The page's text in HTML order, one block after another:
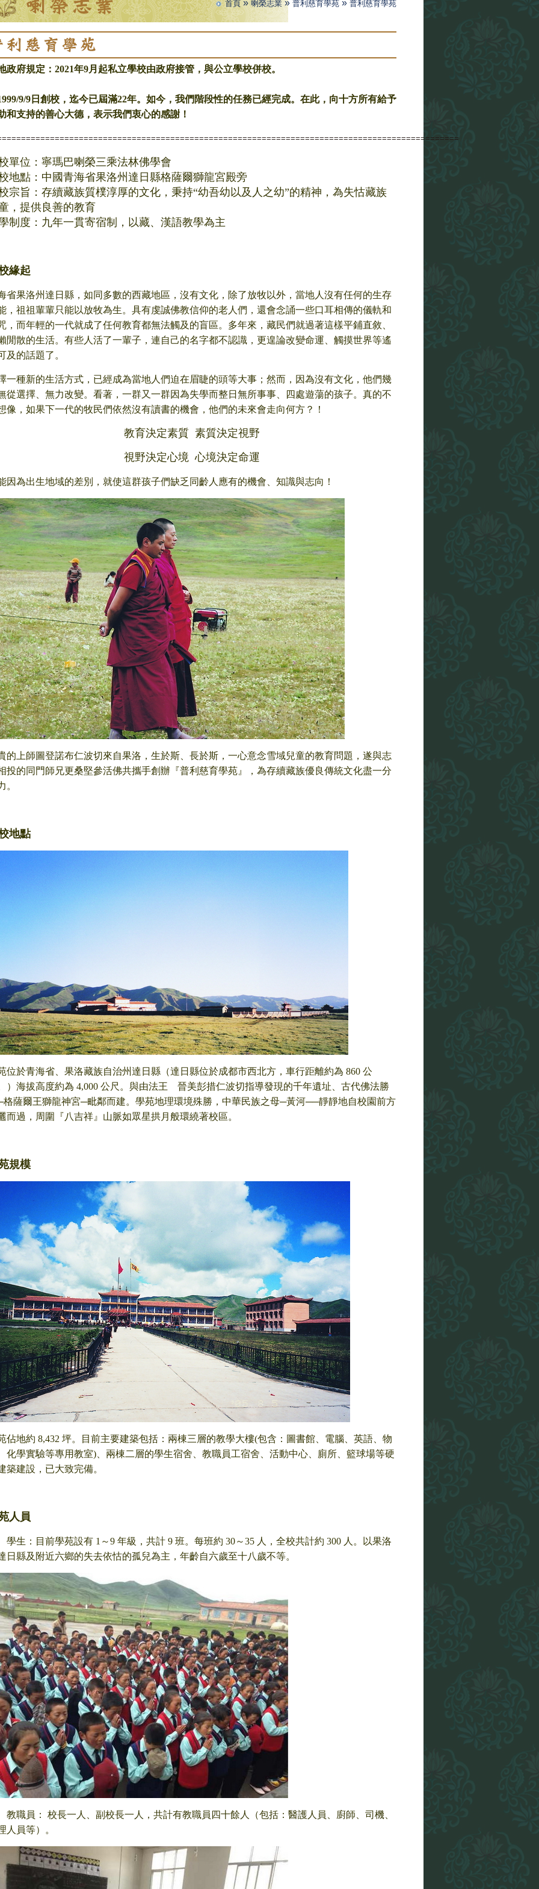
首頁 »喇榮志業 » 普利慈育學苑 » 普利慈育學苑
政府規定：2021年9月起私立學校由政府接管，與公立學校併校。
9/9日創校，迄今已屆滿22年。如今，我們階段性的任務已經完成。在此，向十方所有給予
和支持的善心大德，表示我們衷心的感謝！
單位：寧瑪巴喇榮三乘法林佛學會
地點：中國青海省果洛州達日縣格薩爾獅龍宮殿旁
宗旨：存續藏族質樸淳厚的文化，秉持“幼吾幼以及人之幼”的精神，為失怙藏族
，提供良善的教育
制度：九年一貫寄宿制，以藏、漢語教學為主
緣起
省果洛州達日縣，如同多數的西藏地區，沒有文化，除了放牧以外，當地人沒有任何的生存
，祖祖輩輩只能以放牧為生。具有虔誠佛教信仰的老人們，還會念誦一些口耳相傳的儀軌和
，而年輕的一代就成了任何教育都無法觸及的盲區。多年來，藏民們就過著這樣平鋪直敘、
閒散的生活。有些人活了一輩子，連自己的名字都不認識，更遑論改變命運、觸摸世界等遙
及的話題了。
一種新的生活方式，已經成為當地人們迫在眉睫的頭等大事；然而，因為沒有文化，他們幾
從選擇、無力改變。看著，一群又一群因為失學而整日無所事事、四處遊蕩的孩子。真的不
像，如果下一代的牧民們依然沒有讀書的機會，他們的未來會走向何方？！
教育決定素質 素質決定視野
視野決定心境 心境決定命運
因為出生地域的差別，就使這群孩子們缺乏同齡人應有的機會、知識與志向！
的上師圖登諾布仁波切來自果洛，生於斯、長於斯，一心意念雪域兒童的教育問題，遂與志
投的同門師兄更桑堅參活佛共攜手創辦『普利慈育學苑』，為存續藏族優良傳統文化盡一分
。
地點
位於青海省、果洛藏族自治州達日縣（達日縣位於成都市西北方，車行距離約為 860 公
）海拔高度約為 4,000 公尺。與由法王 晉美彭措仁波切指導發現的千年遺址、古代佛法勝
格薩爾王獅龍神宮─毗鄰而建。學苑地理環境殊勝，中華民族之母─黃河──靜靜地自校園前方
而過，周圍『八吉祥』山脈如眾星拱月般環繞著校區。
規模
佔地約 8,432 坪。目前主要建築包括：兩棟三層的教學大樓(包含：圖書館、電腦、英語、物
化學實驗等專用教室)、兩棟二層的學生宿舍、教職員工宿舍、活動中心、廁所、籃球場等硬
築建設，已大致完備。
人員
學生：目前學苑設有 1～9 年級，共計 9 班。每班約 30～35 人，全校共計約 300 人。以果洛
日縣及附近六鄉的失去依怙的孤兒為主，年齡自六歲至十八歲不等。
教職員： 校長一人、副校長一人，共計有教職員四十餘人（包括：醫護人員、廚師、司機、
人員等）。